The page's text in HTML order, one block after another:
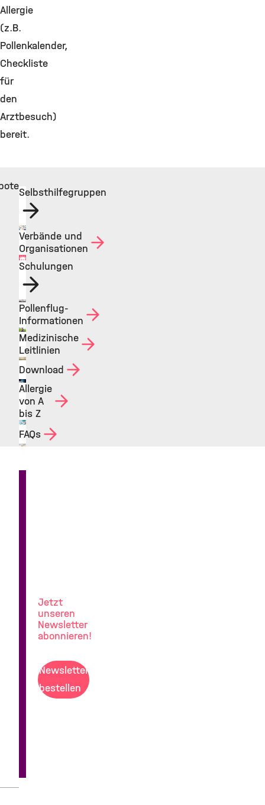
Allergie
(z.B.
Pollenkalender,
Checkliste
für
den
Arztbesuch)
bereit.
©
Selbsthilfegruppen
©
Verbände und
Organisationen
©
Schulungen
©
Pollenflug-
Informationen
©
Medizinische
Leitlinien
©
Download
©
Allergie
von A
bis Z
FAQs
Jetzt
unseren
Newsletter
abonnieren!
Newsletter
bestellen